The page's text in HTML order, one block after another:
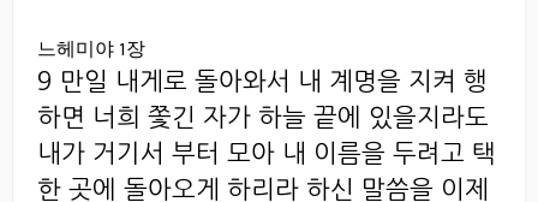
느헤미야 1장
9 만일 내게로 돌아와서 내 계명을 지켜 행
하면 너희 쫓긴 자가 하늘 끝에 있을지라도
내가 거기서 부터 모아 내 이름을 두려고 택
한 곳에 돌아오게 하리라 하신 말씀을 이제